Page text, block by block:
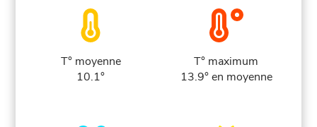
T° moyenne
10.1°
T° maximum
13.9° en moyenne